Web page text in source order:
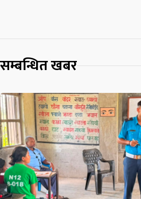
सम्बन्धित खबर